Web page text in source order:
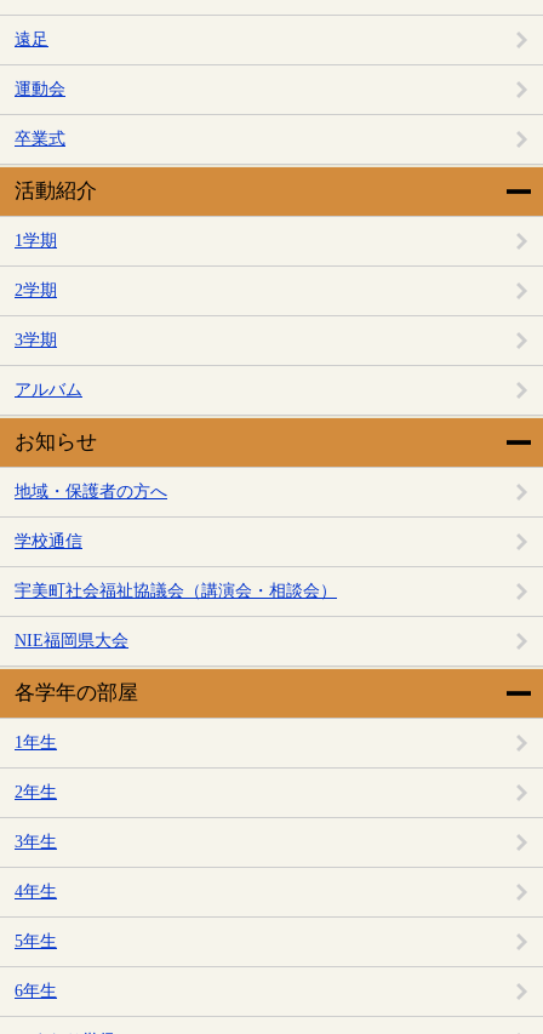
遠足
運動会
卒業式
活動紹介
1学期
2学期
3学期
アルバム
お知らせ
地域・保護者の方へ
学校通信
宇美町社会福祉協議会（講演会・相談会）
NIE福岡県大会
各学年の部屋
1年生
2年生
3年生
4年生
5年生
6年生